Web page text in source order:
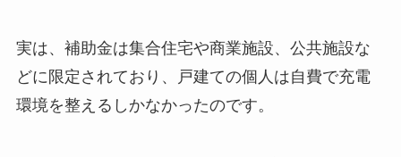
実は、補助金は集合住宅や商業施設、公共施設な
どに限定されており、戸建ての個人は自費で充電
環境を整えるしかなかったのです。